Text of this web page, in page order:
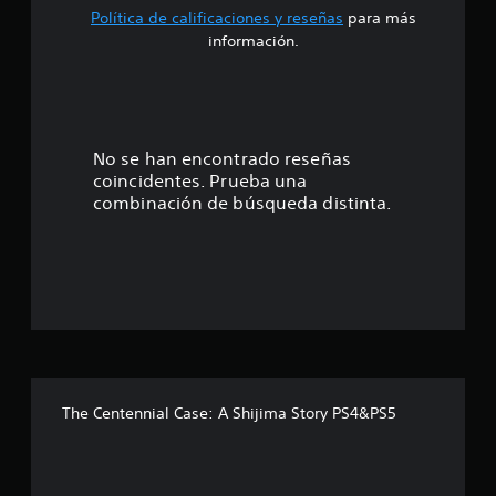
r
Política de calificaciones y reseñas para más
información.
No se han encontrado reseñas
coincidentes. Prueba una
combinación de búsqueda distinta.
The Centennial Case: A Shijima Story PS4&PS5